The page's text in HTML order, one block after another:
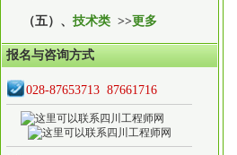
（五）、 技术类 >>更多
报名与咨询方式
028-87653713 87661716